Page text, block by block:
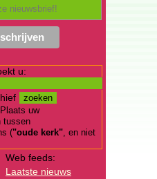
u:
uw
tussen
("oude kerk", en niet
Web feeds:
Laatste nieuws